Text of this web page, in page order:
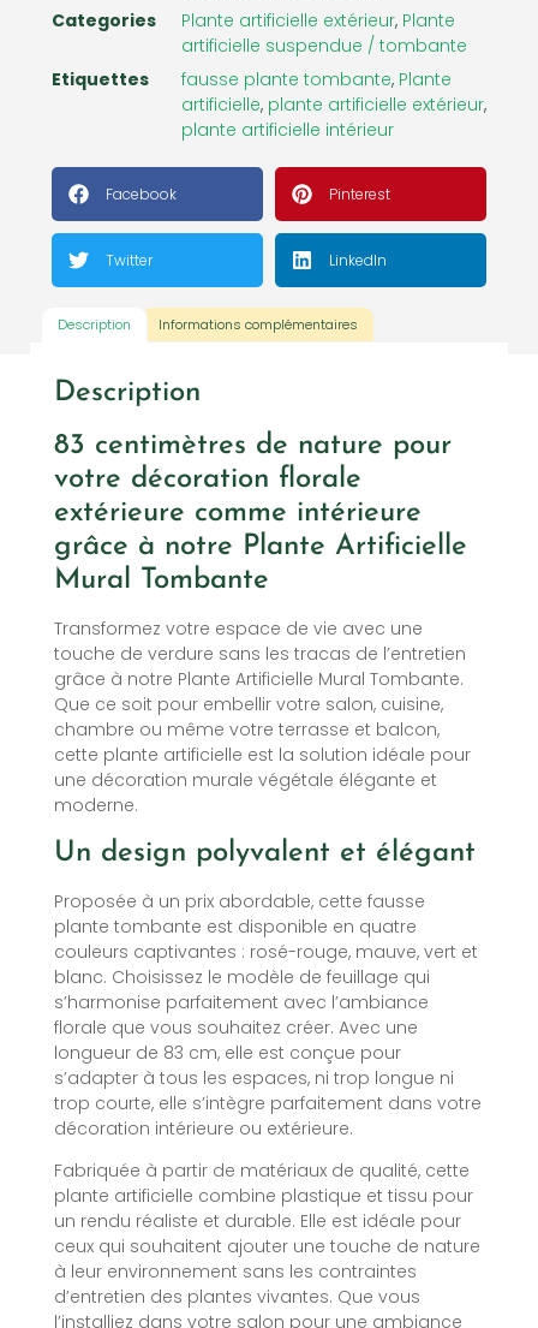
Categories
Plante artificielle extérieur, Plante
artificielle suspendue / tombante
Etiquettes
fausse plante tombante, Plante
artificielle, plante artificielle extérieur,
plante artificielle intérieur
Facebook Pinterest
Twitter LinkedIn
Description Informations complémentaires
Description
83 centimètres de nature pour
votre décoration florale
extérieure comme intérieure
grâce à notre Plante Artificielle
Mural Tombante
Transformez votre espace de vie avec une
touche de verdure sans les tracas de l’entretien
grâce à notre Plante Artificielle Mural Tombante.
Que ce soit pour embellir votre salon, cuisine,
chambre ou même votre terrasse et balcon,
cette plante artificielle est la solution idéale pour
une décoration murale végétale élégante et
moderne.
Un design polyvalent et élégant
Proposée à un prix abordable, cette fausse
plante tombante est disponible en quatre
couleurs captivantes : rosé-rouge, mauve, vert et
blanc. Choisissez le modèle de feuillage qui
s’harmonise parfaitement avec l’ambiance
florale que vous souhaitez créer. Avec une
longueur de 83 cm, elle est conçue pour
s’adapter à tous les espaces, ni trop longue ni
trop courte, elle s’intègre parfaitement dans votre
décoration intérieure ou extérieure.
Fabriquée à partir de matériaux de qualité, cette
plante artificielle combine plastique et tissu pour
un rendu réaliste et durable. Elle est idéale pour
ceux qui souhaitent ajouter une touche de nature
à leur environnement sans les contraintes
d’entretien des plantes vivantes. Que vous
l’installiez dans votre salon pour une ambiance